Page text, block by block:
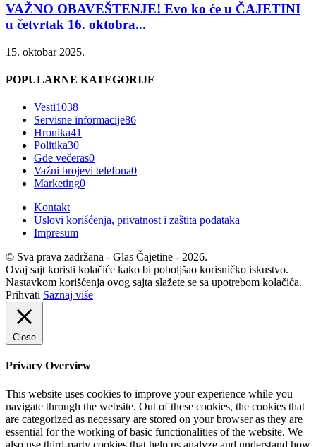
VAŽNO OBAVEŠTENJE! Evo ko će u ČAJETINI
u četvrtak 16. oktobra...
15. oktobar 2025.
POPULARNE KATEGORIJE
Vesti1038
Servisne informacije86
Hronika41
Politika30
Gde večeras0
Važni brojevi telefona0
Marketing0
Kontakt
Uslovi korišćenja, privatnost i zaštita podataka
Impresum
© Sva prava zadržana - Glas Čajetine - 2026.
Ovaj sajt koristi kolačiće kako bi poboljšao korisničko iskustvo.
Nastavkom korišćenja ovog sajta slažete se sa upotrebom kolačića.
Prihvati Saznaj više
Close
Privacy Overview
This website uses cookies to improve your experience while you
navigate through the website. Out of these cookies, the cookies that
are categorized as necessary are stored on your browser as they are
essential for the working of basic functionalities of the website. We
also use third-party cookies that help us analyze and understand how